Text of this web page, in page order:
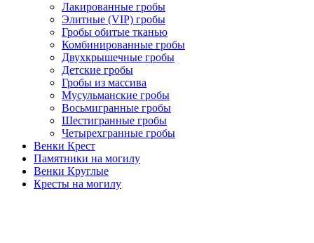
Лакированные гробы
Элитные (VIP) гробы
Гробы обитые тканью
Комбинированные гробы
Двухкрышечные гробы
Детские гробы
Гробы из массива
Мусульманские гробы
Восьмигранные гробы
Шестигранные гробы
Четырехгранные гробы
Венки Крест
Памятники на могилу
Венки Круглые
Кресты на могилу